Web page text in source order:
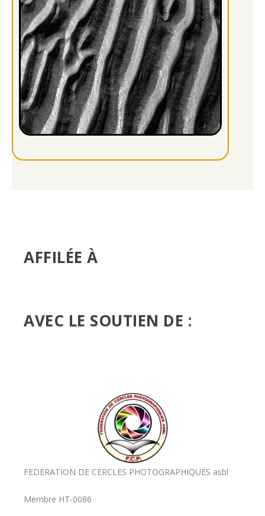
AFFILÉE À
AVEC LE SOUTIEN DE :
FEDERATION DE CERCLES PHOTOGRAPHIQUES asbl
Membre HT-0086